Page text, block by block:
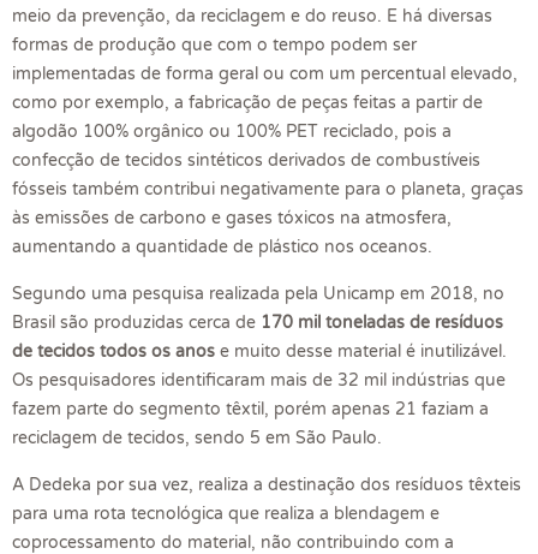
meio da prevenção, da reciclagem e do reuso. E há diversas
formas de produção que com o tempo podem ser
implementadas de forma geral ou com um percentual elevado,
como por exemplo, a fabricação de peças feitas a partir de
algodão 100% orgânico ou 100% PET reciclado, pois a
confecção de tecidos sintéticos derivados de combustíveis
fósseis também contribui negativamente para o planeta, graças
às emissões de carbono e gases tóxicos na atmosfera,
aumentando a quantidade de plástico nos oceanos.
Segundo uma pesquisa realizada pela Unicamp em 2018, no
Brasil são produzidas cerca de 170 mil toneladas de resíduos
de tecidos todos os anos e muito desse material é inutilizável.
Os pesquisadores identificaram mais de 32 mil indústrias que
fazem parte do segmento têxtil, porém apenas 21 faziam a
reciclagem de tecidos, sendo 5 em São Paulo.
A Dedeka por sua vez, realiza a destinação dos resíduos têxteis
para uma rota tecnológica que realiza a blendagem e
coprocessamento do material, não contribuindo com a